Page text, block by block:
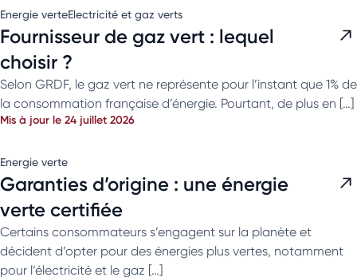
Energie verteElectricité et gaz verts
Fournisseur de gaz vert : lequel
choisir ?
Selon GRDF, le gaz vert ne représente pour l’instant que 1% de
la consommation française d’énergie. Pourtant, de plus en […]
Mis à jour le 24 juillet 2026
Energie verte
Garanties d’origine : une énergie
verte certifiée
Certains consommateurs s’engagent sur la planète et
décident d’opter pour des énergies plus vertes, notamment
pour l’électricité et le gaz […]